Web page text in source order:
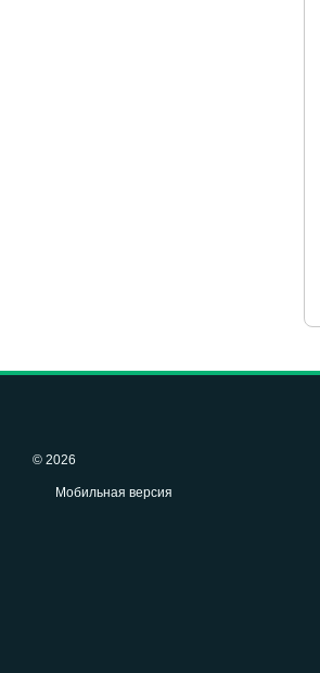
© 2026
Мобильная версия